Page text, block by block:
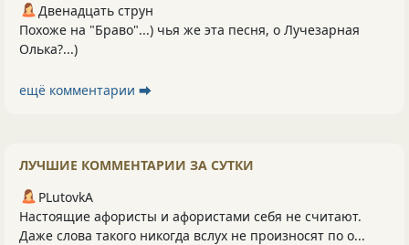
Двенадцать струн
Похоже на "Браво"...) чья же эта песня, о Лучезарная
Олька?...)
ещё комментарии ⮕
ЛУЧШИЕ КОММЕНТАРИИ ЗА СУТКИ
PLutоvkА
Настоящие афористы и афористами себя не считают.
Даже слова такого никогда вслух не произносят по о...